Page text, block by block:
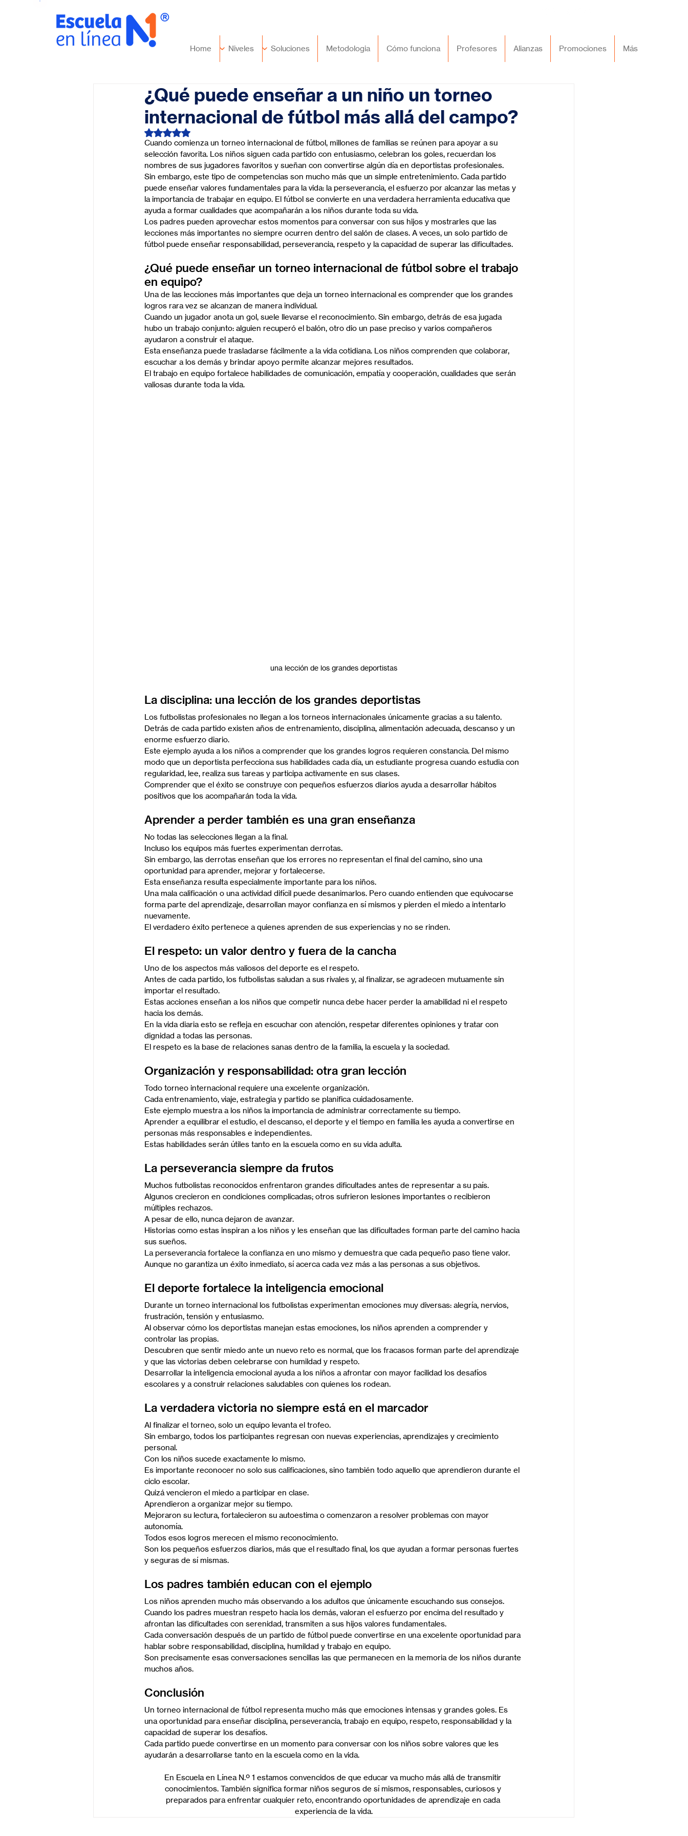
Home Niveles Soluciones Metodologia Cómo funciona Profesores Alianzas Promociones Más
¿Qué puede enseñar a un niño un torneo
internacional de fútbol más allá del campo?
Obtuvo NaN de 5 estrellas.
Cuando comienza un torneo internacional de fútbol, millones de familias se reúnen para apoyar a su
selección favorita. Los niños siguen cada partido con entusiasmo, celebran los goles, recuerdan los
nombres de sus jugadores favoritos y sueñan con convertirse algún día en deportistas profesionales.
Sin embargo, este tipo de competencias son mucho más que un simple entretenimiento. Cada partido
puede enseñar valores fundamentales para la vida: la perseverancia, el esfuerzo por alcanzar las metas y
la importancia de trabajar en equipo. El fútbol se convierte en una verdadera herramienta educativa que
ayuda a formar cualidades que acompañarán a los niños durante toda su vida.
Los padres pueden aprovechar estos momentos para conversar con sus hijos y mostrarles que las
lecciones más importantes no siempre ocurren dentro del salón de clases. A veces, un solo partido de
fútbol puede enseñar responsabilidad, perseverancia, respeto y la capacidad de superar las dificultades.
¿Qué puede enseñar un torneo internacional de fútbol sobre el trabajo
en equipo?
Una de las lecciones más importantes que deja un torneo internacional es comprender que los grandes
logros rara vez se alcanzan de manera individual.
Cuando un jugador anota un gol, suele llevarse el reconocimiento. Sin embargo, detrás de esa jugada
hubo un trabajo conjunto: alguien recuperó el balón, otro dio un pase preciso y varios compañeros
ayudaron a construir el ataque.
Esta enseñanza puede trasladarse fácilmente a la vida cotidiana. Los niños comprenden que colaborar,
escuchar a los demás y brindar apoyo permite alcanzar mejores resultados.
El trabajo en equipo fortalece habilidades de comunicación, empatía y cooperación, cualidades que serán
valiosas durante toda la vida.
una lección de los grandes deportistas
La disciplina: una lección de los grandes deportistas
Los futbolistas profesionales no llegan a los torneos internacionales únicamente gracias a su talento.
Detrás de cada partido existen años de entrenamiento, disciplina, alimentación adecuada, descanso y un
enorme esfuerzo diario.
Este ejemplo ayuda a los niños a comprender que los grandes logros requieren constancia. Del mismo
modo que un deportista perfecciona sus habilidades cada día, un estudiante progresa cuando estudia con
regularidad, lee, realiza sus tareas y participa activamente en sus clases.
Comprender que el éxito se construye con pequeños esfuerzos diarios ayuda a desarrollar hábitos
positivos que los acompañarán toda la vida.
Aprender a perder también es una gran enseñanza
No todas las selecciones llegan a la final.
Incluso los equipos más fuertes experimentan derrotas.
Sin embargo, las derrotas enseñan que los errores no representan el final del camino, sino una
oportunidad para aprender, mejorar y fortalecerse.
Esta enseñanza resulta especialmente importante para los niños.
Una mala calificación o una actividad difícil puede desanimarlos. Pero cuando entienden que equivocarse
forma parte del aprendizaje, desarrollan mayor confianza en sí mismos y pierden el miedo a intentarlo
nuevamente.
El verdadero éxito pertenece a quienes aprenden de sus experiencias y no se rinden.
El respeto: un valor dentro y fuera de la cancha
Uno de los aspectos más valiosos del deporte es el respeto.
Antes de cada partido, los futbolistas saludan a sus rivales y, al finalizar, se agradecen mutuamente sin
importar el resultado.
Estas acciones enseñan a los niños que competir nunca debe hacer perder la amabilidad ni el respeto
hacia los demás.
En la vida diaria esto se refleja en escuchar con atención, respetar diferentes opiniones y tratar con
dignidad a todas las personas.
El respeto es la base de relaciones sanas dentro de la familia, la escuela y la sociedad.
Organización y responsabilidad: otra gran lección
Todo torneo internacional requiere una excelente organización.
Cada entrenamiento, viaje, estrategia y partido se planifica cuidadosamente.
Este ejemplo muestra a los niños la importancia de administrar correctamente su tiempo.
Aprender a equilibrar el estudio, el descanso, el deporte y el tiempo en familia les ayuda a convertirse en
personas más responsables e independientes.
Estas habilidades serán útiles tanto en la escuela como en su vida adulta.
La perseverancia siempre da frutos
Muchos futbolistas reconocidos enfrentaron grandes dificultades antes de representar a su país.
Algunos crecieron en condiciones complicadas; otros sufrieron lesiones importantes o recibieron
múltiples rechazos.
A pesar de ello, nunca dejaron de avanzar.
Historias como estas inspiran a los niños y les enseñan que las dificultades forman parte del camino hacia
sus sueños.
La perseverancia fortalece la confianza en uno mismo y demuestra que cada pequeño paso tiene valor.
Aunque no garantiza un éxito inmediato, sí acerca cada vez más a las personas a sus objetivos.
El deporte fortalece la inteligencia emocional
Durante un torneo internacional los futbolistas experimentan emociones muy diversas: alegría, nervios,
frustración, tensión y entusiasmo.
Al observar cómo los deportistas manejan estas emociones, los niños aprenden a comprender y
controlar las propias.
Descubren que sentir miedo ante un nuevo reto es normal, que los fracasos forman parte del aprendizaje
y que las victorias deben celebrarse con humildad y respeto.
Desarrollar la inteligencia emocional ayuda a los niños a afrontar con mayor facilidad los desafíos
escolares y a construir relaciones saludables con quienes los rodean.
La verdadera victoria no siempre está en el marcador
Al finalizar el torneo, solo un equipo levanta el trofeo.
Sin embargo, todos los participantes regresan con nuevas experiencias, aprendizajes y crecimiento
personal.
Con los niños sucede exactamente lo mismo.
Es importante reconocer no solo sus calificaciones, sino también todo aquello que aprendieron durante el
ciclo escolar.
Quizá vencieron el miedo a participar en clase.
Aprendieron a organizar mejor su tiempo.
Mejoraron su lectura, fortalecieron su autoestima o comenzaron a resolver problemas con mayor
autonomía.
Todos esos logros merecen el mismo reconocimiento.
Son los pequeños esfuerzos diarios, más que el resultado final, los que ayudan a formar personas fuertes
y seguras de sí mismas.
Los padres también educan con el ejemplo
Los niños aprenden mucho más observando a los adultos que únicamente escuchando sus consejos.
Cuando los padres muestran respeto hacia los demás, valoran el esfuerzo por encima del resultado y
afrontan las dificultades con serenidad, transmiten a sus hijos valores fundamentales.
Cada conversación después de un partido de fútbol puede convertirse en una excelente oportunidad para
hablar sobre responsabilidad, disciplina, humildad y trabajo en equipo.
Son precisamente esas conversaciones sencillas las que permanecen en la memoria de los niños durante
muchos años.
Conclusión
Un torneo internacional de fútbol representa mucho más que emociones intensas y grandes goles. Es
una oportunidad para enseñar disciplina, perseverancia, trabajo en equipo, respeto, responsabilidad y la
capacidad de superar los desafíos.
Cada partido puede convertirse en un momento para conversar con los niños sobre valores que les
ayudarán a desarrollarse tanto en la escuela como en la vida.
En Escuela en Línea N.º 1 estamos convencidos de que educar va mucho más allá de transmitir
conocimientos. También significa formar niños seguros de sí mismos, responsables, curiosos y
preparados para enfrentar cualquier reto, encontrando oportunidades de aprendizaje en cada
experiencia de la vida.